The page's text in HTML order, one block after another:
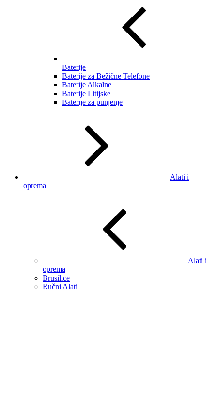
Baterije
Baterije za Bežične Telefone
Baterije Alkalne
Baterije Litijske
Baterije za punjenje
Alati i
oprema
Alati i
oprema
Brusilice
Ručni Alati